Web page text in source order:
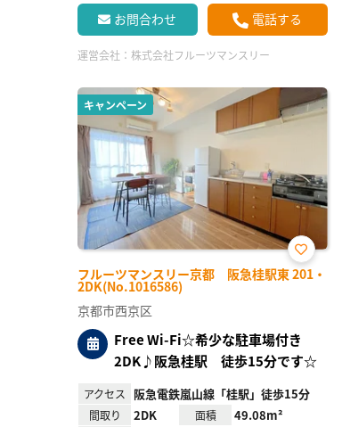
お問合わせ 電話する
運営会社： 株式会社フルーツマンスリー
キャンペーン
フルーツマンスリー京都 阪急桂駅東 201・
2DK(No.1016586)
お気
に入
京都市西京区
Free Wi-Fi☆希少な駐車場付き
2DK♪阪急桂駅 徒歩15分です☆
アクセス 阪急電鉄嵐山線「桂駅」徒歩15分
間取り 2DK 面積 49.08m²